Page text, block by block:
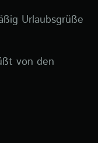
Urlaubsgrüße
von den